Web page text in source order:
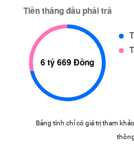
Bảng tính chỉ có giá trị tham